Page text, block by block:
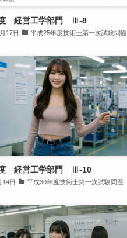
度 経営工学部門 Ⅲ-8
17日 平成25年度技術士第一次試験問題
度 経営工学部門 Ⅲ-10
14日 平成30年度技術士第一次試験問題